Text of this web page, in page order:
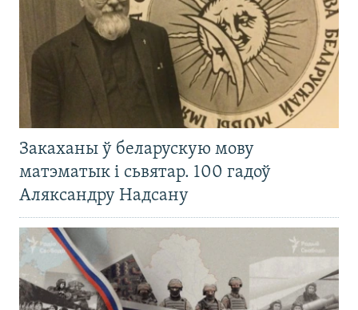
Закаханы ў беларускую мову
матэматык і сьвятар. 100 гадоў
Аляксандру Надсану